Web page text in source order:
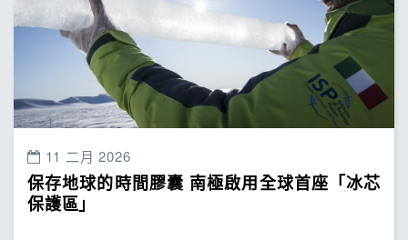
11 二月 2026
保存地球的時間膠囊 南極啟用全球首座「冰芯
保護區」